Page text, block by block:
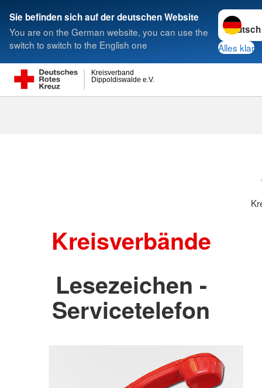
Sie befinden sich auf der deutschen Website
You are on the German website, you can use the
switch to switch to the English one
Sprache
Alles klar
Dippoldiswalde e.V.
Kreisverband
Suche
Kreisverbände
Lesezeichen -
Servicetelefon